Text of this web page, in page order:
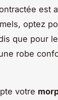
est
optez
que pour
robe
votre